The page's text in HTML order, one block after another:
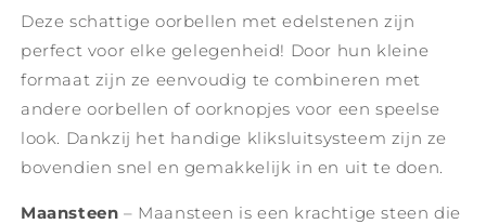
-
zilver
-
zilver
Deze schattige oorbellen met edelstenen zijn
perfect voor elke gelegenheid! Door hun kleine
formaat zijn ze eenvoudig te combineren met
andere oorbellen of oorknopjes voor een speelse
look. Dankzij het handige kliksluitsysteem zijn ze
bovendien snel en gemakkelijk in en uit te doen.
Maansteen – Maansteen is een krachtige steen die